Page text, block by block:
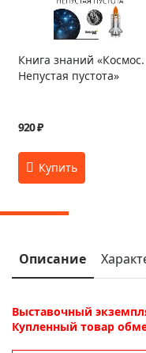
Книга знаний «Космос.
Непустая пустота»
920 ₽
Описание
Выставочный
Купленный товар